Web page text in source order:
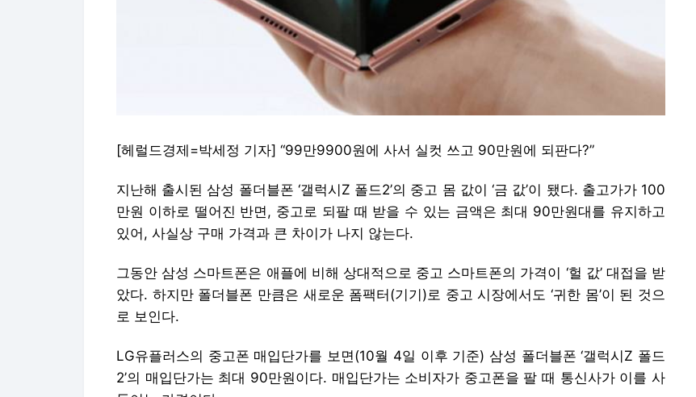
[헤럴드경제=박세정 기자] “99만9900원에 사서 실컷 쓰고 90만원에 되판다?”
지난해 출시된 삼성 폴더블폰 ‘갤럭시Z 폴드2’의 중고 몸 값이 ‘금 값’이 됐다. 출고가가 100
만원 이하로 떨어진 반면, 중고로 되팔 때 받을 수 있는 금액은 최대 90만원대를 유지하고
있어, 사실상 구매 가격과 큰 차이가 나지 않는다.
그동안 삼성 스마트폰은 애플에 비해 상대적으로 중고 스마트폰의 가격이 ‘헐 값’ 대접을 받
았다. 하지만 폴더블폰 만큼은 새로운 폼팩터(기기)로 중고 시장에서도 ‘귀한 몸’이 된 것으
로 보인다.
LG유플러스의 중고폰 매입단가를 보면(10월 4일 이후 기준) 삼성 폴더블폰 ‘갤럭시Z 폴드
2’의 매입단가는 최대 90만원이다. 매입단가는 소비자가 중고폰을 팔 때 통신사가 이를 사